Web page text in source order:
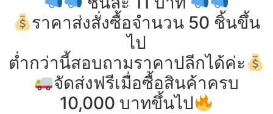
ราคาส่งสั่งซื้อจำนวน 50 ชิ้นขึ้น
ไป
ต่ำกว่านี้สอบถามราคาปลีกได้ค่ะ
จัดส่งฟรีเมื่อซื้อสินค้าครบ
10,000 บาทขึ้นไป